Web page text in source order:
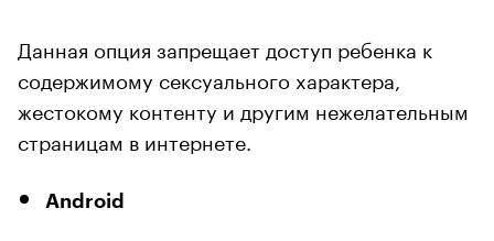
Данная опция запрещает доступ ребенка к
содержимому сексуального характера,
жестокому контенту и другим нежелательным
страницам в интернете.
Android